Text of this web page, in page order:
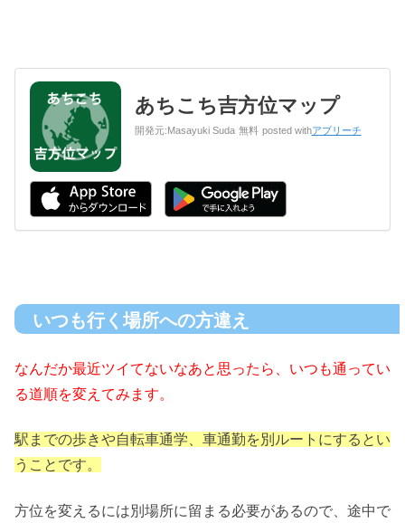
あちこち吉方位マップ
開発元: Masayuki Suda 無料 posted withアプリーチ
いつも行く場所への方違え
なんだか最近ツイてないなあと思ったら、いつも通ってい
る道順を変えてみます。
駅までの歩きや自転車通学、車通勤を別ルートにするとい
うことです。
方位を変えるには別場所に留まる必要があるので、途中で